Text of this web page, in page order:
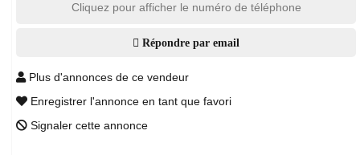
Cliquez pour afficher le numéro de téléphone
Répondre par email
Plus d'annonces de ce vendeur
Enregistrer l'annonce en tant que favori
Signaler cette annonce